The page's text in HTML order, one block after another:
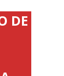
DE